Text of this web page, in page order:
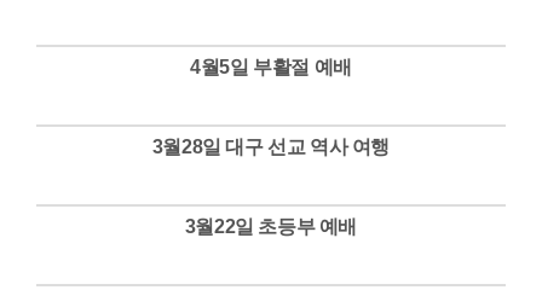
4월5일 부활절 예배
3월28일 대구 선교 역사 여행
3월22일 초등부 예배